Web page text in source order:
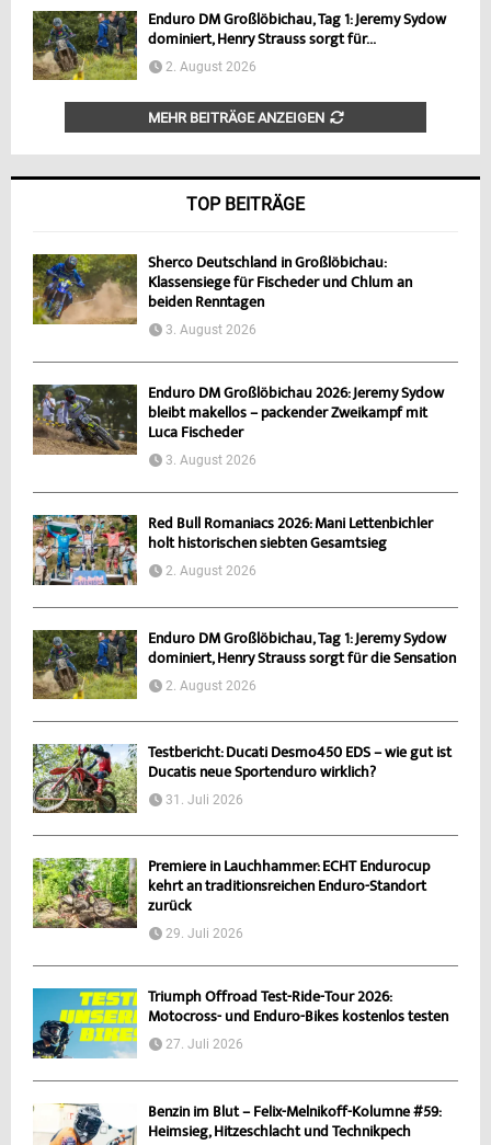
Enduro DM Großlöbichau, Tag 1: Jeremy Sydow
dominiert, Henry Strauss sorgt für...
2. August 2026
MEHR BEITRÄGE ANZEIGEN
TOP BEITRÄGE
Sherco Deutschland in Großlöbichau:
Klassensiege für Fischeder und Chlum an
beiden Renntagen
3. August 2026
Enduro DM Großlöbichau 2026: Jeremy Sydow
bleibt makellos – packender Zweikampf mit
Luca Fischeder
3. August 2026
Red Bull Romaniacs 2026: Mani Lettenbichler
holt historischen siebten Gesamtsieg
2. August 2026
Enduro DM Großlöbichau, Tag 1: Jeremy Sydow
dominiert, Henry Strauss sorgt für die Sensation
2. August 2026
Testbericht: Ducati Desmo450 EDS – wie gut ist
Ducatis neue Sportenduro wirklich?
31. Juli 2026
Premiere in Lauchhammer: ECHT Endurocup
kehrt an traditionsreichen Enduro-Standort
zurück
29. Juli 2026
Triumph Offroad Test-Ride-Tour 2026:
Motocross- und Enduro-Bikes kostenlos testen
27. Juli 2026
Benzin im Blut – Felix-Melnikoff-Kolumne #59:
Heimsieg, Hitzeschlacht und Technikpech